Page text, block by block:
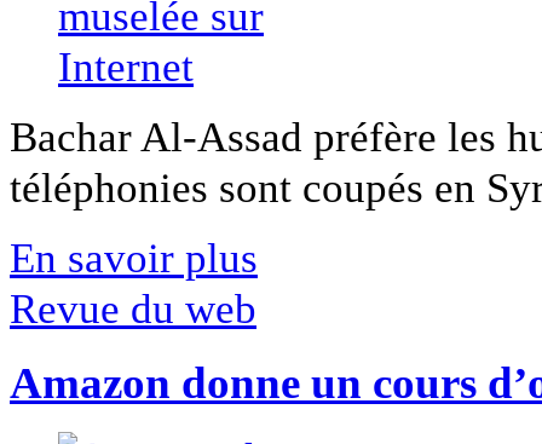
Bachar Al-Assad préfère les
téléphonies sont coupés en
En savoir plus
Revue du web
Amazon donne un cours